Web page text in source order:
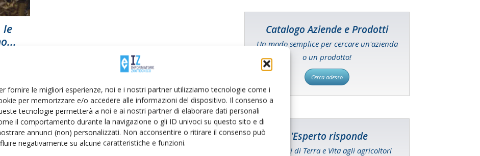
fornire le migliori esperienze, noi e i nostri partner utilizziamo tecnologie come i
per memorizzare e/o accedere alle informazioni del dispositivo. Il consenso a
tecnologie permetterà a noi e ai nostri partner di elaborare dati personali
il comportamento durante la navigazione o gli ID univoci su questo sito e di
annunci (non) personalizzati. Non acconsentire o ritirare il consenso può
negativamente su alcune caratteristiche e funzioni.
le
Catalogo Aziende e Prodotti
Un modo semplice per cercare un'azienda
o un prodotto!
Cerca adesso
L'Esperto risponde
I consigli di Terra e Vita agli agricoltori